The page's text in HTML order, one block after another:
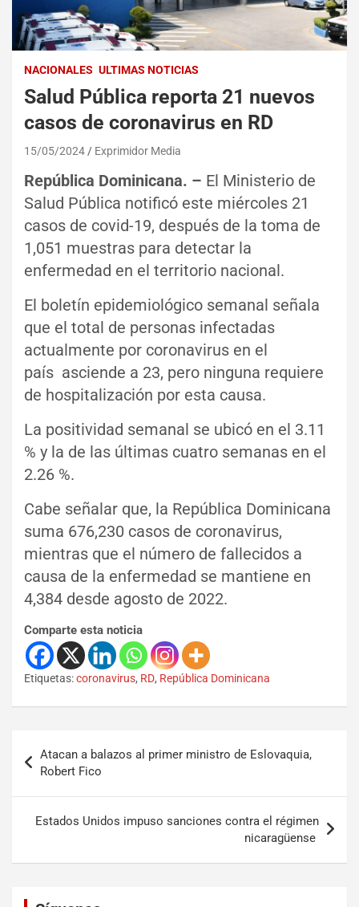
NACIONALES ULTIMAS NOTICIAS
Salud Pública reporta 21 nuevos
casos de coronavirus en RD
15/05/2024 Exprimidor Media
República Dominicana. – El Ministerio de
Salud Pública notificó este miércoles 21
casos de covid-19, después de la toma de
1,051 muestras para detectar la
enfermedad en el territorio nacional.
El boletín epidemiológico semanal señala
que el total de personas infectadas
actualmente por coronavirus en el
país asciende a 23, pero ninguna requiere
de hospitalización por esta causa.
La positividad semanal se ubicó en el 3.11
% y la de las últimas cuatro semanas en el
2.26 %.
Cabe señalar que, la República Dominicana
suma 676,230 casos de coronavirus,
mientras que el número de fallecidos a
causa de la enfermedad se mantiene en
4,384 desde agosto de 2022.
Comparte esta noticia
Etiquetas:coronavirus, RD, República Dominicana
Atacan a balazos al primer ministro de Eslovaquia,
Robert Fico
Estados Unidos impuso sanciones contra el régimen
nicaragüense